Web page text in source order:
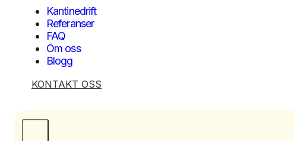
Kantinedrift
Referanser
FAQ
Om oss
Blogg
KONTAKT OSS